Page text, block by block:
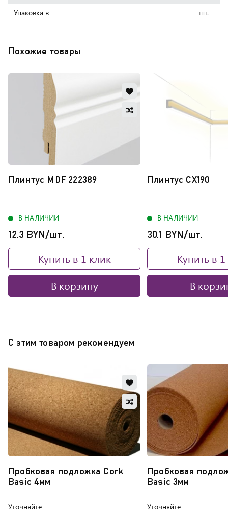
Упаковка в шт.
Похожие товары
Плинтус MDF 222389
Добавить
избранное
Добавить
В НАЛИЧИИ
12.3 BYN/шт.
Купить в 1 клик
В корзину
Плинтус CX190
В НАЛИЧИИ
30.1 BYN/шт.
Купить в
В
С этим товаром рекомендуем
Пробковая подложка Cork
Basic 4мм
Добавить
в
избранное
Обновляю
список...
Добавить
в
сравнение
Уточняйте
Пробковая
Basic 3мм
Уточняйте